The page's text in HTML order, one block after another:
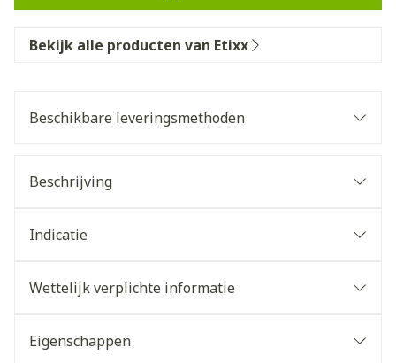
Bekijk alle producten van Etixx
Beschikbare leveringsmethoden
Beschrijving
Indicatie
Wettelijk verplichte informatie
Eigenschappen